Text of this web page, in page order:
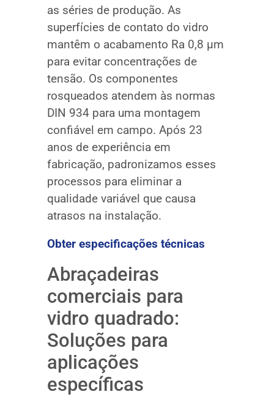
as séries de produção. As
superfícies de contato do vidro
mantêm o acabamento Ra 0,8 μm
para evitar concentrações de
tensão. Os componentes
rosqueados atendem às normas
DIN 934 para uma montagem
confiável em campo. Após 23
anos de experiência em
fabricação, padronizamos esses
processos para eliminar a
qualidade variável que causa
atrasos na instalação.
Obter especificações técnicas
Abraçadeiras
comerciais para
vidro quadrado:
Soluções para
aplicações
específicas